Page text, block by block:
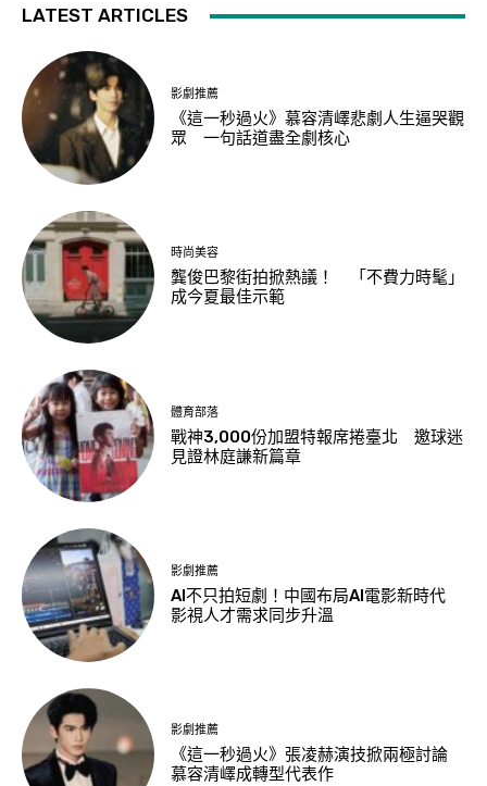
LATEST ARTICLES
影劇推薦
《這一秒過火》慕容清嶧悲劇人生逼哭觀
眾 一句話道盡全劇核心
時尚美容
龔俊巴黎街拍掀熱議！ 「不費力時髦」
成今夏最佳示範
體育部落
戰神3,000份加盟特報席捲臺北 邀球迷
見證林庭謙新篇章
影劇推薦
AI不只拍短劇！中國布局AI電影新時代
影視人才需求同步升溫
影劇推薦
《這一秒過火》張凌赫演技掀兩極討論
慕容清嶧成轉型代表作